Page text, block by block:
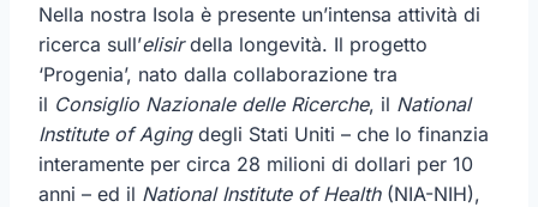
Nella nostra Isola è presente un’intensa attività di
ricerca sull’elisirdella longevità. Il progetto
‘Progenia’, nato dalla collaborazione tra
il Consiglio Nazionale delle Ricerche, il National
Institute of Agingdegli Stati Uniti – che lo finanzia
interamente per circa 28 milioni di dollari per 10
anni – ed il National Institute of Health(NIA-NIH),